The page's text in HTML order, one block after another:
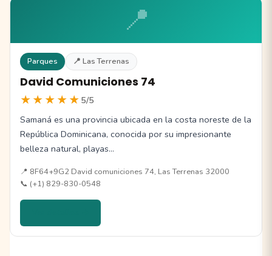
📍
Parques 📍 Las Terrenas
David Comuniciones 74
★★★★★ 5/5
Samaná es una provincia ubicada en la costa noreste de la
República Dominicana, conocida por su impresionante
belleza natural, playas…
📍 8F64+9G2 David comuniciones 74, Las Terrenas 32000
📞 (+1) 829-830-0548